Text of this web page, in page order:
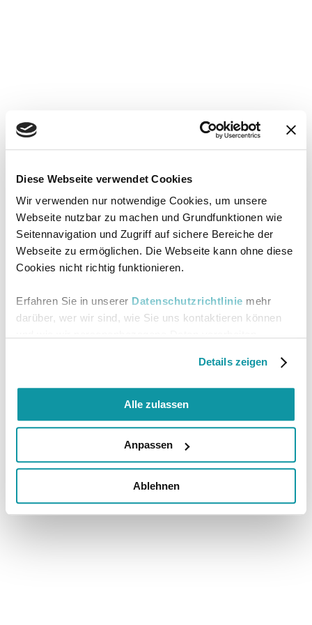
Diese Webseite verwendet Cookies
Wir verwenden nur notwendige Cookies, um unsere
Webseite nutzbar zu machen und Grundfunktionen wie
Seitennavigation und Zugriff auf sichere Bereiche der
Webseite zu ermöglichen. Die Webseite kann ohne diese
Cookies nicht richtig funktionieren.
Erfahren Sie in unserer Datenschutzrichtlinie mehr
darüber, wer wir sind, wie Sie uns kontaktieren können
Details zeigen
Alle zulassen
Anpassen
Ablehnen